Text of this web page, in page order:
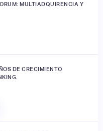
MULTIADQUIRENCIA Y
DE CRECIMIENTO